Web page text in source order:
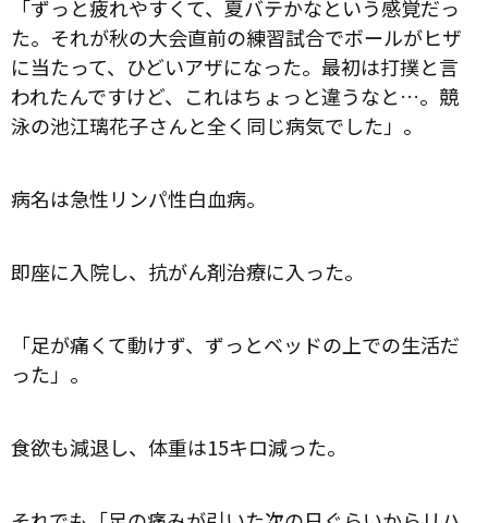
「ずっと疲れやすくて、夏バテかなという感覚だっ
た。それが秋の大会直前の練習試合でボールがヒザ
に当たって、ひどいアザになった。最初は打撲と言
われたんですけど、これはちょっと違うなと…。競
泳の池江璃花子さんと全く同じ病気でした」。
病名は急性リンパ性白血病。
即座に入院し、抗がん剤治療に入った。
「足が痛くて動けず、ずっとベッドの上での生活だ
った」。
食欲も減退し、体重は15キロ減った。